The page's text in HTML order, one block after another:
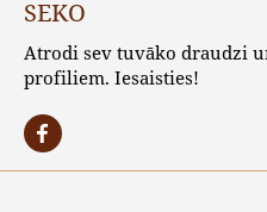
SEKO
Atrodi sev tuvāko draudzi
profiliem. Iesaisties!